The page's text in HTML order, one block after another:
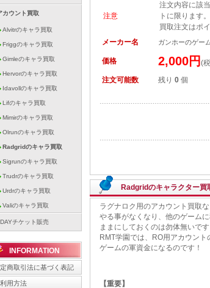
カウント買取
Alvitrのキャラ買取
Friggのキャラ買取
Gimleのキャラ買取
Hervorのキャラ買取
Idavollのキャラ買取
Lifのキャラ買取
Mimirのキャラ買取
Olrunのキャラ買取
Radgridのキャラ買取
Sigrunのキャラ買取
Trudrのキャラ買取
Urdrのキャラ買取
Valiのキャラ買取
チケット販売
INFORMATION
商取引法に基づく表記
用方法
注意
注文内容に該
トに限ります。
買取注文はポ
メーカー名
ガンホーのゲー
価格 2,000円 (
注文可能数
残り 0 個
Radgridのキャラクター買
ラグナロク用のアカウント買取な
やる事がなくなり、他のゲーム
ままにしておくのは勿体無いです
RMT学園では、RO用アカウン
ゲームの軍資金になるのです！
【重要】